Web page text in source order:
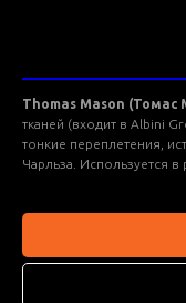
Thomas Mason (Томас
тканей (входит в Albini
тонкие переплетения,
Чарльза. Используется